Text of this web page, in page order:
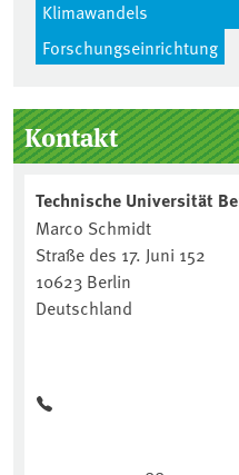
Klimawandels
Forschungseinrichtung
Seitenleiste
Kontakt
Technische Universität
Marco Schmidt
Straße des 17. Juni 152
10623 Berlin
Deutschland